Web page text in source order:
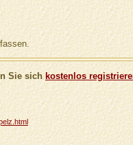
Sie sichkostenlos